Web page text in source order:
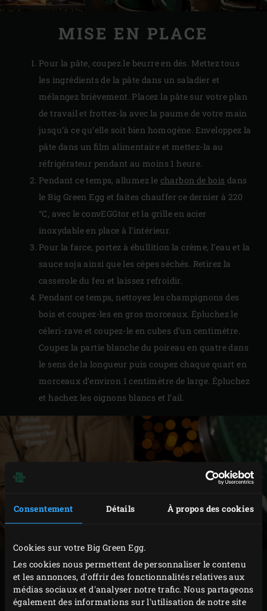
Consentement Détails À propos des cookies
Cookies sur votre Big Green Egg.
Les cookies nous permettent de personnaliser le contenu
et les annonces, d'offrir des fonctionnalités relatives aux
médias sociaux et d'analyser notre trafic. Nous partageons
également des informations sur l'utilisation de notre site
MISE EN PLACE
Pour la pâte, coupez le beurre en dés. Mettez tous
les ingrédients de la pâte dans un saladier et
mélangez brièvement. Placez la pâte sur votre plan
de travail et frottez-la avec la paume de votre main
jusqu’à ce qu’elle soit bien homogène. Enveloppez la
pâte dans un film alimentaire et mettez-la au
réfrigérateur pendant au moins 1 heure.
Pendant ce temps, allumez le charbon de bois dans
le Big Green Egg et faites chauffer ce dernier à 220
°C, avec le convEGGtor et la grille en acier
inoxydable en place à l’intérieur.
Pour la farce, portez à ébullition la crème, l’eau et la
sauce soja ainsi que les cèpes séchés. Retirez la
casserole du feu et laissez refroidir.
Pendant ce temps, nettoyez les champignons des
bois et coupez-les en gros morceaux. Épluchez le
céleri-rave et coupez-le en cubes d’un centimètre.
Coupez la partie blanche du poireau en quatre dans
le sens de la longueur puis coupez chaque quart en
morceaux d’environ 1 centimètre de large. Épluchez
et hachez les oignons blancs et l’ail.
PRÉPARATION
Faites fondre le beurre dans lacocotte en fonte .